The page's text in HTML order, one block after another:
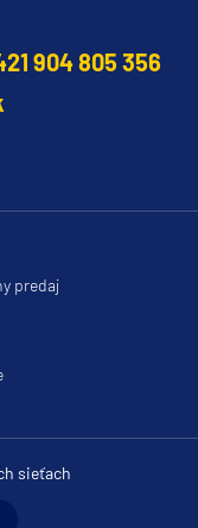
904 805 356
predaj
sieťach